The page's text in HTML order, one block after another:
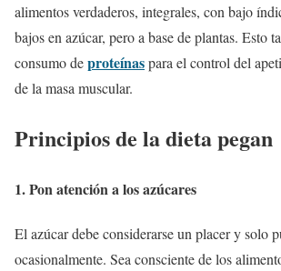
alimentos verdaderos, integrales, con bajo
bajos en azúcar, pero a base de plantas. Esto
consumo deproteínaspara el control del
de la masa muscular.
Principios de la dieta pegan
1. Pon atención a los azúcares
El azúcar debe considerarse un placer y solo
ocasionalmente. Sea consciente de los